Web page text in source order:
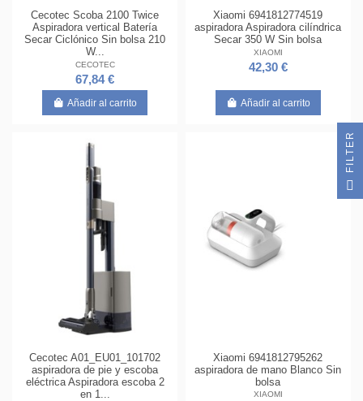
Cecotec Scoba 2100 Twice
Aspiradora vertical Batería
Secar Ciclónico Sin bolsa 210
W...
CECOTEC
67,84 €
Añadir al carrito
Xiaomi 6941812774519
aspiradora Aspiradora cilíndrica
Secar 350 W Sin bolsa
XIAOMI
42,30 €
Añadir al carrito
Cecotec A01_EU01_101702
aspiradora de pie y escoba
eléctrica Aspiradora escoba 2
en 1...
Xiaomi 6941812795262
aspiradora de mano Blanco Sin
bolsa
XIAOMI
R